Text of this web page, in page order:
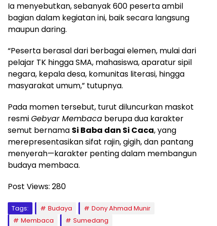
Ia menyebutkan, sebanyak 600 peserta ambil
bagian dalam kegiatan ini, baik secara langsung
maupun daring.
“Peserta berasal dari berbagai elemen, mulai dari
pelajar TK hingga SMA, mahasiswa, aparatur sipil
negara, kepala desa, komunitas literasi, hingga
masyarakat umum,” tutupnya.
Pada momen tersebut, turut diluncurkan maskot
resmiGebyar Membaca berupa dua karakter
semut bernama Si Baba dan Si Caca, yang
merepresentasikan sifat rajin, gigih, dan pantang
menyerah—karakter penting dalam membangun
budaya membaca.
Post Views: 280
Tags: Budaya
Dony Ahmad Munir
Membaca
Sumedang